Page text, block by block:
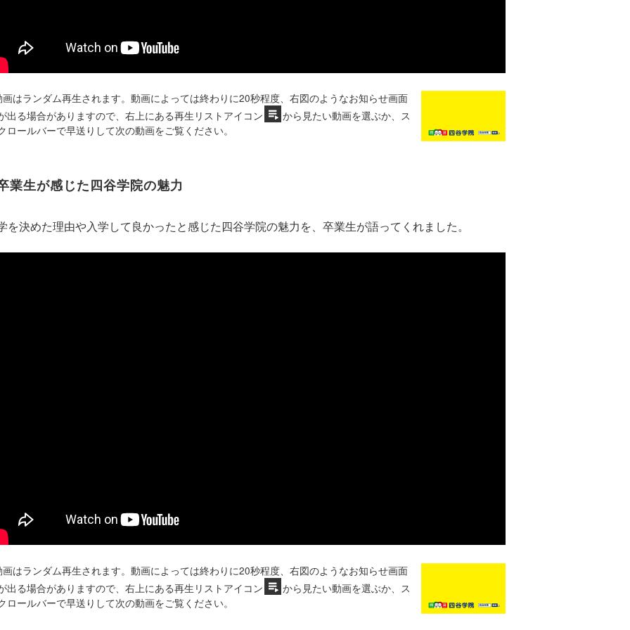
画はランダム再生されます。動画によっては終わりに20秒程度、右図のようなお知らせ画面
出る場合がありますので、右上にある再生リストアイコン
から見たい動画を選ぶか、ス
ロールバーで早送りして次の動画をご覧ください。
業生が感じた四谷学院の魅力
を決めた理由や入学して良かったと感じた四谷学院の魅力を、卒業生が語ってくれました。
画はランダム再生されます。動画によっては終わりに20秒程度、右図のようなお知らせ画面
出る場合がありますので、右上にある再生リストアイコン
から見たい動画を選ぶか、ス
ロールバーで早送りして次の動画をご覧ください。